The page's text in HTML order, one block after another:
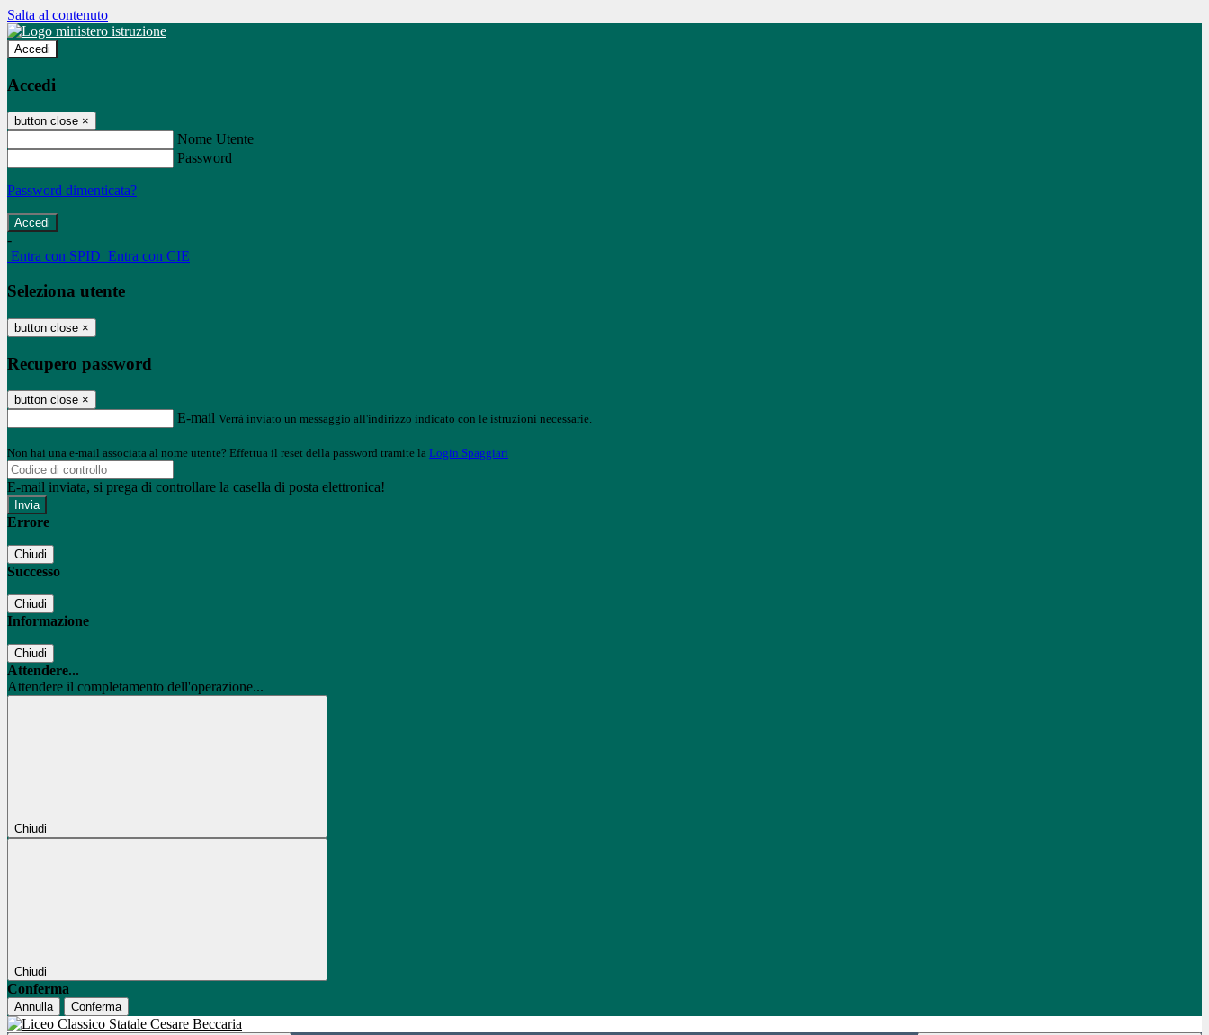
Salta al contenuto
Accedi
Accedi
button close ×
Nome Utente
Password
Password dimenticata?
-
Entra con SPID Entra con CIE
Seleziona utente
button close ×
Recupero password
button close ×
E-mail Verrà inviato un messaggio all'indirizzo indicato con le istruzioni necessarie.
Non hai una e-mail associata al nome utente? Effettua il reset della password tramite la Login Spaggiari
E-mail inviata, si prega di controllare la casella di posta elettronica!
Errore
Chiudi
Successo
Chiudi
Informazione
Chiudi
Attendere...
Attendere il completamento dell'operazione...
Chiudi
Chiudi
Conferma
Annulla Conferma